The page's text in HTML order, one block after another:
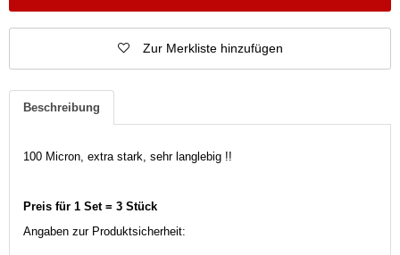
Zur Merkliste hinzufügen
Beschreibung
100 Micron, extra stark, sehr langlebig !!
Preis für 1 Set = 3 Stück
Angaben zur Produktsicherheit: